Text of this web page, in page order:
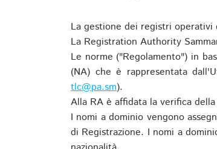
La gestione dei registri
La Registration Authority
Le norme ("Regolamento") in
(NA) che è rappresentata
tlc@pa.sm).
Alla RA è affidata la verifica
I nomi a dominio vengono
di Registrazione. I nomi a